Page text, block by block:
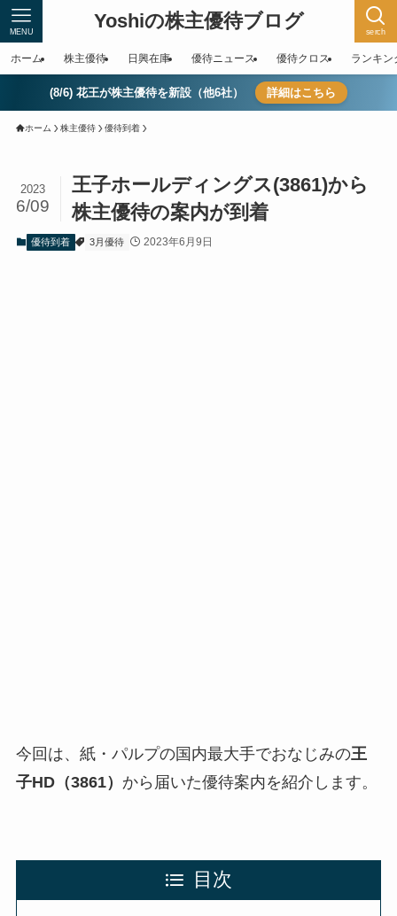
Yoshiの株主優待ブログ serch
MENU
ホーム 株主優待 日興在庫 優待ニュース 優待クロス ランキン
(8/6) 花王が株主優待を新設（他6社） 詳細はこちら
ホーム 株主優待 優待到着
王子ホールディングス(3861)から
株主優待の案内が到着
2023
6/09
優待到着 3月優待 2023年6月9日
今回は、紙・パルプの国内最大手でおなじみの王
子HD（3861） から届いた優待案内を紹介します。
目次